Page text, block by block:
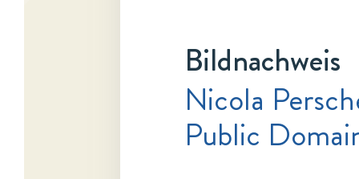
Bildnachweis
Nicola
Public